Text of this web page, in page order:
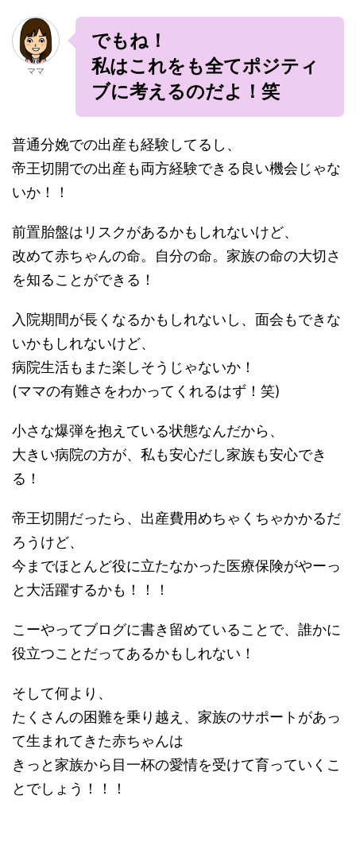
ママ
でもね！
私はこれをも全てポジティ
ブに考えるのだよ！笑
普通分娩での出産も経験してるし、
帝王切開での出産も両方経験できる良い機会じゃな
いか！！
前置胎盤はリスクがあるかもしれないけど、
改めて赤ちゃんの命。自分の命。家族の命の大切さ
を知ることができる！
入院期間が長くなるかもしれないし、面会もできな
いかもしれないけど、
病院生活もまた楽しそうじゃないか！
(ママの有難さをわかってくれるはず！笑)
小さな爆弾を抱えている状態なんだから、
大きい病院の方が、私も安心だし家族も安心でき
る！
帝王切開だったら、出産費用めちゃくちゃかかるだ
ろうけど、
今までほとんど役に立たなかった医療保険がやーっ
と大活躍するかも！！！
こーやってブログに書き留めていることで、誰かに
役立つことだってあるかもしれない！
そして何より、
たくさんの困難を乗り越え、家族のサポートがあっ
て生まれてきた赤ちゃんは
きっと家族から目一杯の愛情を受けて育っていくこ
とでしょう！！！